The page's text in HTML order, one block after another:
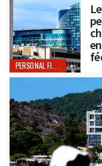
PERSONAL FINANCE